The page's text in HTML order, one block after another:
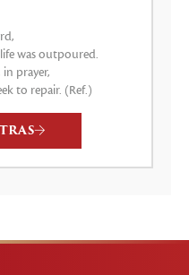
was outpoured.
prayer,
to repair. (Ref.)